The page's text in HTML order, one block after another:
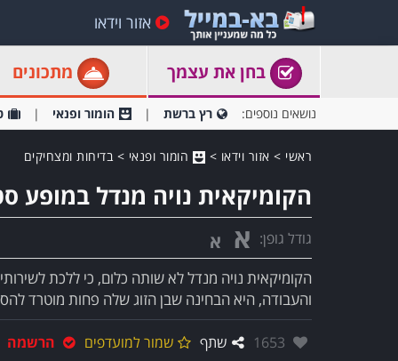
אזור וידאו
בחן את עצמך מתכונים
נושאים נוספים: רץ ברשת הומור ופנאי
ראשי > אזור וידאו > הומור ופנאי >בדיחות ומצחיקים
הקומיקאית נויה מנדל במופע
גודל גופן: א א
הקומיקאית נויה מנדל לא שותה כלום, כי ללכת
והעבודה, היא הבחינה שבן הזוג שלה פחות מוטרד
אהבו:
1653 שתף שמור למועדפים הרשמה